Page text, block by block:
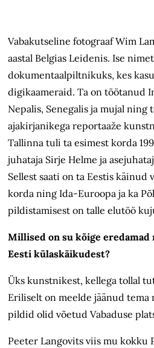
Vabakutseline fotograaf Wim
aastal Belgias Leidenis. Ise
dokumentaalpiltnikuks, kes
digikaameraid. Ta on töötanud
Nepalis, Senegalis ja mujal
ajakirjanikega reportaaže
Tallinna tuli ta esimest korda
juhataja Sirje Helme ja
Sellest saati on ta Eestis käinud
korda ning Ida-Euroopa ja ka
pildistamisest on talle elutöö
Millised on su kõige
Eesti külaskäikudest?
Üks kunstnikest, kellega tollal
Eriliselt on meelde jäänud tema
pildid olid võetud Vabaduse
Peeter Langovits viis mu kokku